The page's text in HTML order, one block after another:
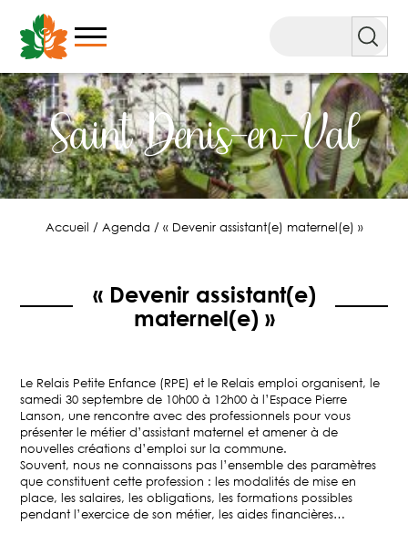
contenu
Saint Denis-en-Val
Accueil / Agenda / « Devenir assistant(e) maternel(e) »
« Devenir assistant(e)
maternel(e) »
Le Relais Petite Enfance (RPE) et le Relais emploi organisent, le
samedi 30 septembre de 10h00 à 12h00 à l’Espace Pierre
Lanson, une rencontre avec des professionnels pour vous
présenter le métier d’assistant maternel et amener à de
nouvelles créations d’emploi sur la commune.
Souvent, nous ne connaissons pas l’ensemble des paramètres
que constituent cette profession : les modalités de mise en
place, les salaires, les obligations, les formations possibles
pendant l’exercice de son métier, les aides financières…